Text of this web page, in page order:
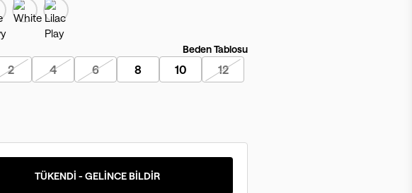
Beden Tablosu
2 4 6 8 10
12
TÜKENDİ - GELİNCE BİLDİR